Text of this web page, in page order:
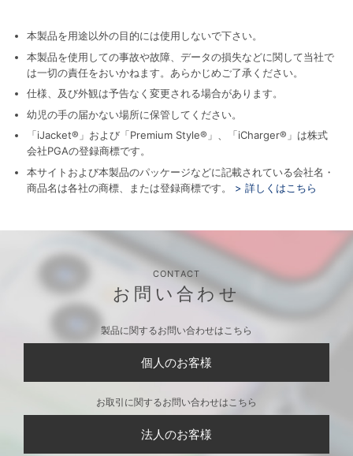
本製品を用途以外の目的には使用しないで下さい。
本製品を使用しての事故や故障、データの損失などに関して当社で
は一切の責任をおいかねます。あらかじめご了承ください。
仕様、及び外観は予告なく変更される場合があります。
幼児の手の届かない場所に保管してください。
「iJacket®」および「Premium Style®」、「iCharger®」は株式
会社PGAの登録商標です。
本サイトおよび本製品のパッケージなどに記載されている会社名・
商品名は各社の商標、または登録商標です。
> 詳しくはこちら
CONTACT
お問い合わせ
製品に関するお問い合わせはこちら
個人のお客様
お取引に関するお問い合わせはこちら
法人のお客様